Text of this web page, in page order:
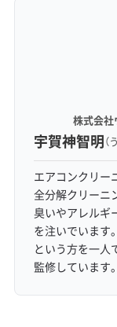
株式会社
宇賀神智明
エアコンクリー
全分解クリーニ
臭いやアレルギ
を注いでいます
という方を一人
監修しています。